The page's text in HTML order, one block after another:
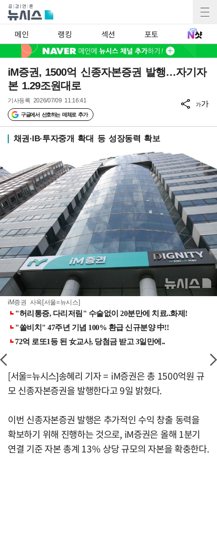
메인 랭킹 섹션 포토
iM증권, 1500억 신종자본증권 발행…자기자
본 1.29조원대로
기사등록 2026/07/09 11:16:41
구글에서 선호하는 매체로 추가
가가
채권·IB·투자중개 확대 등 성장동력 확보
iM증권 사옥[서울=뉴시스]
[서울=뉴시스]송혜리 기자 = iM증권은 총 1500억원 규
모 신종자본증권을 발행한다고 9일 밝혔다.
이번 신종자본증권 발행은 추가적인 수익 창출 동력을
확보하기 위해 진행하는 것으로, iM증권은 올해 1분기
연결 기준 자본 총계 13% 상당 규모의 자본을 확충한다.